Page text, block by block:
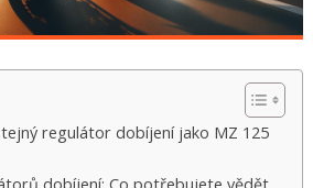
regulátor dobíjení jako MZ 125
dobíjení: Co potřebujete vědět